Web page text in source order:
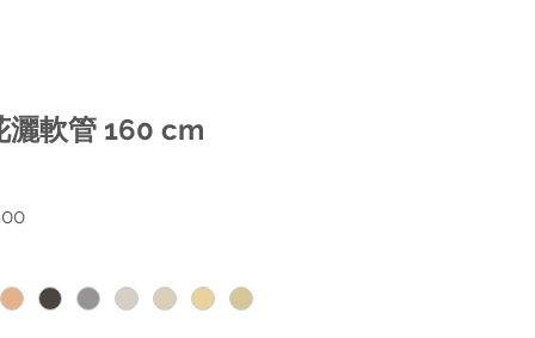
灑軟管 160 cm
價